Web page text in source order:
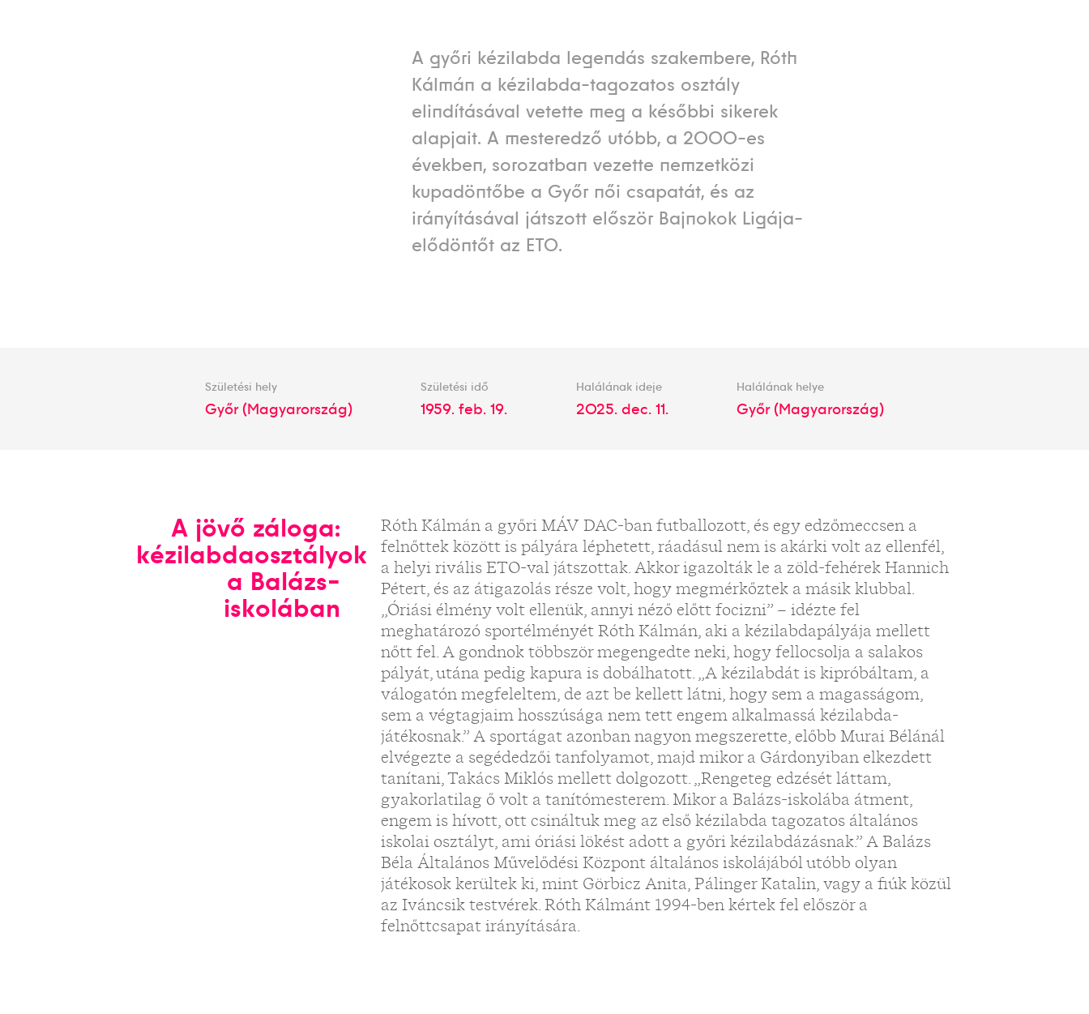
A győri kézilabda legendás szakembere, Róth
Kálmán a kézilabda-tagozatos osztály
elindításával vetette meg a későbbi sikerek
alapjait. A mesteredző utóbb, a 2000-es
években, sorozatban vezette nemzetközi
kupadöntőbe a Győr női csapatát, és az
irányításával játszott először Bajnokok Ligája-
elődöntőt az ETO.
Születési hely
Győr (Magyarország)
Születési idő
1959. feb. 19.
Halálának ideje
2025. dec. 11.
Halálának helye
Győr (Magyarország)
A jövő záloga:
kézilabdaosztályok
a Balázs-
iskolában
Róth Kálmán a győri MÁV DAC-ban futballozott, és egy edzőmeccsen a
felnőttek között is pályára léphetett, ráadásul nem is akárki volt az ellenfél,
a helyi rivális ETO-val játszottak. Akkor igazolták le a zöld-fehérek Hannich
Pétert, és az átigazolás része volt, hogy megmérkőztek a másik klubbal.
„Óriási élmény volt ellenük, annyi néző előtt focizni” – idézte fel
meghatározó sportélményét Róth Kálmán, aki a kézilabdapályája mellett
nőtt fel. A gondnok többször megengedte neki, hogy fellocsolja a salakos
pályát, utána pedig kapura is dobálhatott. „A kézilabdát is kipróbáltam, a
válogatón megfeleltem, de azt be kellett látni, hogy sem a magasságom,
sem a végtagjaim hosszúsága nem tett engem alkalmassá kézilabda-
játékosnak.” A sportágat azonban nagyon megszerette, előbb Murai Bélánál
elvégezte a segédedzői tanfolyamot, majd mikor a Gárdonyiban elkezdett
tanítani, Takács Miklós mellett dolgozott. „Rengeteg edzését láttam,
gyakorlatilag ő volt a tanítómesterem. Mikor a Balázs-iskolába átment,
engem is hívott, ott csináltuk meg az első kézilabda tagozatos általános
iskolai osztályt, ami óriási lökést adott a győri kézilabdázásnak.” A Balázs
Béla Általános Művelődési Központ általános iskolájából utóbb olyan
játékosok kerültek ki, mint Görbicz Anita, Pálinger Katalin, vagy a fiúk közül
az Iváncsik testvérek. Róth Kálmánt 1994-ben kértek fel először a
felnőttcsapat irányítására.